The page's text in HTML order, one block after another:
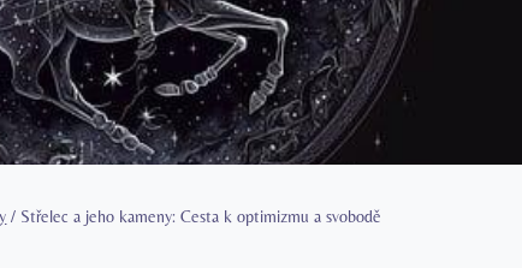
/ Střelec a jeho kameny: Cesta k optimizmu a svobodě